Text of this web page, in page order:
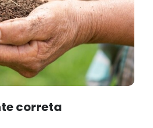
correta